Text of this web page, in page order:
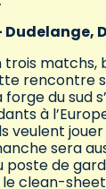
trois matchs,
rencontre
du sud
à
veulent
sera
poste de
clean-